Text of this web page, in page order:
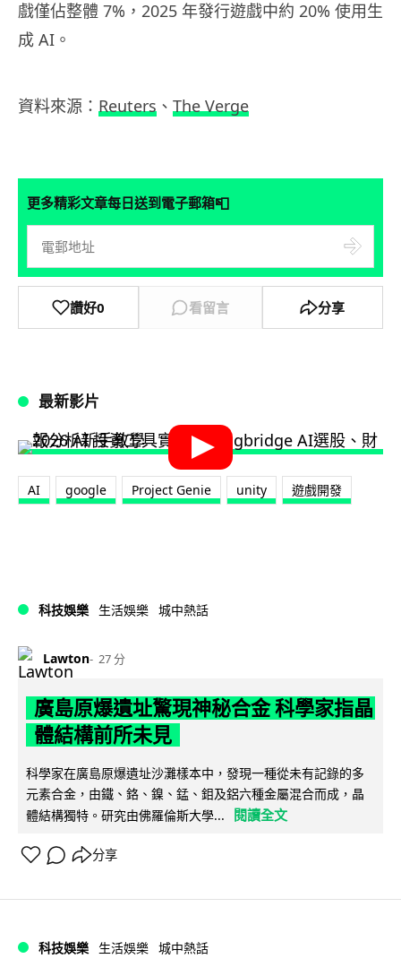
戲僅佔整體 7%，2025 年發行遊戲中約 20% 使用生
成 AI。
資料來源： Reuters 、 The Verge
更多精彩文章每日送到電子郵箱📮
讚好0 看留言 分享
最新影片
AI google Project Genie unity 遊戲開發
科技娛樂 生活娛樂 城中熱話
Lawton 27 分
廣島原爆遺址驚現神秘合金 科學家指晶
體結構前所未見
科學家在廣島原爆遺址沙灘樣本中，發現一種從未有記錄的多
元素合金，由鐵、鉻、鎳、錳、鉬及鋁六種金屬混合而成，晶
體結構獨特。研究由佛羅倫斯大學...
閱讀全文
分享
科技娛樂 生活娛樂 城中熱話